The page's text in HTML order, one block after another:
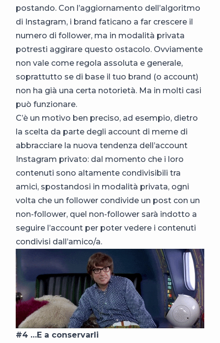
postando. Con l’aggiornamento dell’algoritmo
di Instagram, i brand faticano a far crescere il
numero di follower, ma in modalità privata
potresti aggirare questo ostacolo. Ovviamente
non vale come regola assoluta e generale,
soprattutto se di base il tuo brand (o account)
non ha già una certa notorietà. Ma in molti casi
può funzionare.
C’è un motivo ben preciso, ad esempio, dietro
la scelta da parte degli account di meme di
abbracciare la nuova tendenza dell’account
Instagram privato: dal momento che i loro
contenuti sono altamente condivisibili tra
amici, spostandosi in modalità privata, ogni
volta che un follower condivide un post con un
non-follower, quel non-follower sarà indotto a
seguire l’account per poter vedere i contenuti
condivisi dall’amico/a.
#4 …E a conservarli